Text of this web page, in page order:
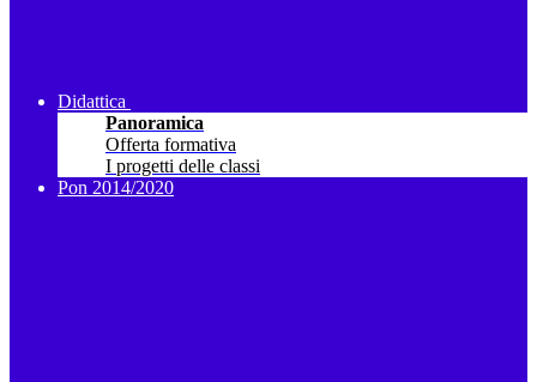
Didattica
Panoramica
Offerta formativa
I progetti delle classi
Pon 2014/2020